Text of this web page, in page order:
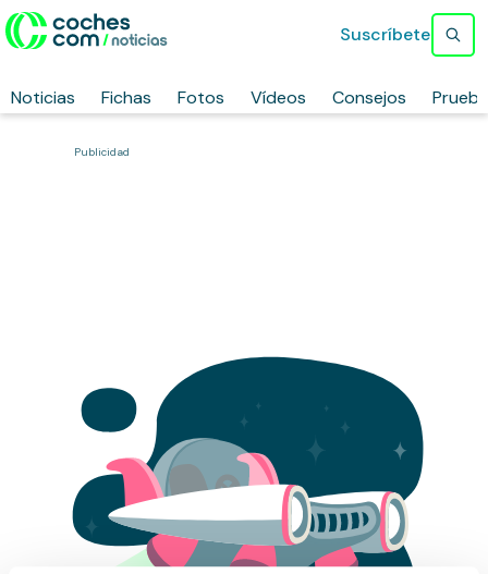
Noticias Fichas Fotos Vídeos Consejos
Suscríbete
Publicidad